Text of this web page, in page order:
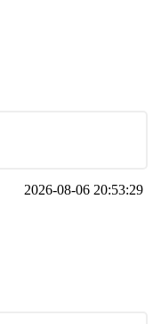
2026-08-06 20:53:29